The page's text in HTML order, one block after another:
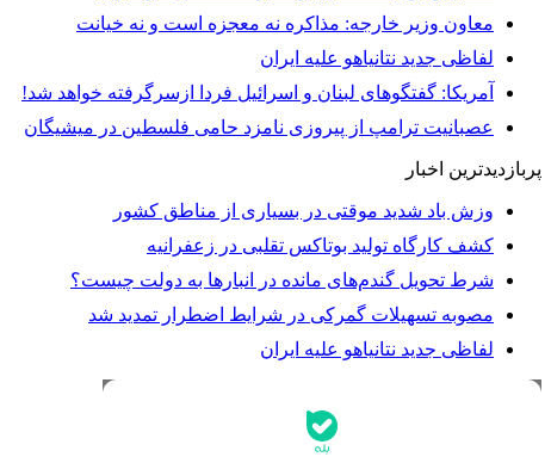
معاون وزیر خارجه: مذاکره نه معجزه است و نه خیانت
لفاظی جدید نتانیاهو علیه ایران
آمریکا: گفتگوهای لبنان و اسرائیل فردا ازسرگرفته خواهد شد!
عصبانیت ترامپ از پیروزی نامزد حامی فلسطین در میشیگان
پربازدیدترین اخبار
وزش باد شدید موقتی در بسیاری از مناطق کشور
کشف کارگاه تولید بوتاکس تقلبی در زعفرانیه
شرط تحویل گندم‌های مانده در انبار‌ها به دولت چیست؟
مصوبه تسهیلات گمرکی در شرایط اضطرار تمدید شد
لفاظی جدید نتانیاهو علیه ایران
جدیدترین قیمت‌ها